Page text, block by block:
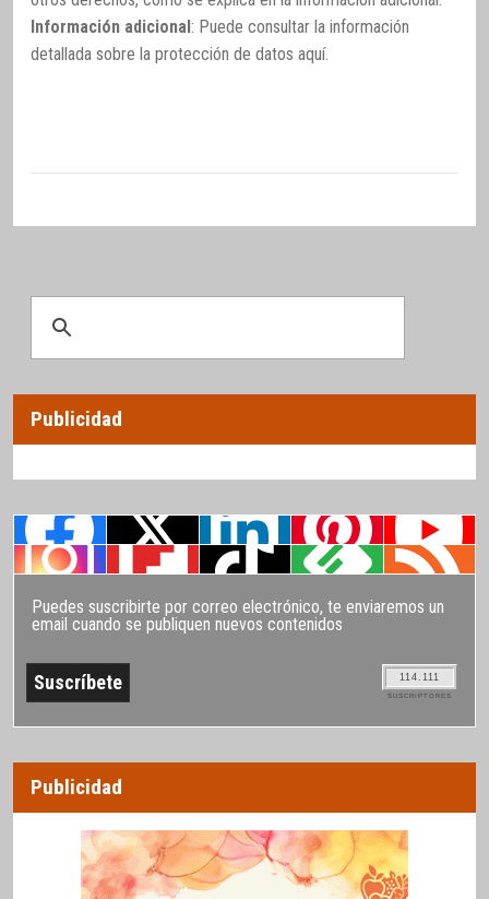
Información adicional: Puede consultar la información
detallada sobre la protección de datos aquí.
Publicidad
Puedes suscribirte por correo electrónico, te enviaremos un
email cuando se publiquen nuevos contenidos
114.111
SUSCRIPTORES
Publicidad